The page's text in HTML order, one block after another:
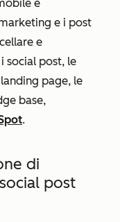
è
e i post
e
social post, le
page, le
base,
.
di
post